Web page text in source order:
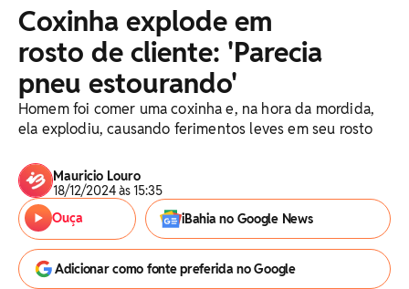
Coxinha explode em
rosto de cliente: 'Parecia
pneu estourando'
Homem foi comer uma coxinha e, na hora da mordida,
ela explodiu, causando ferimentos leves em seu rosto
Mauricio Louro
18/12/2024 às 15:35
Ouça
iBahia no Google News
Adicionar como fonte preferida no Google